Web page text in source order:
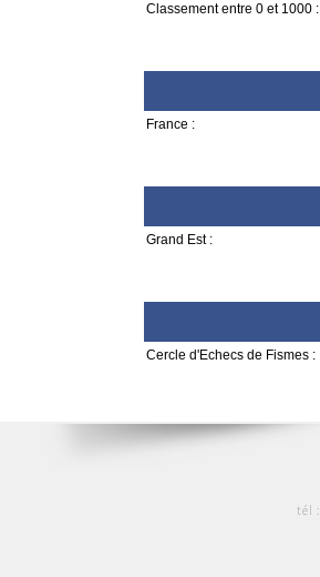
Classement entre 0 et 1000 :
France :
Grand Est :
Cercle d'Echecs de Fismes :
tél :